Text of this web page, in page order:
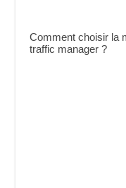
Comment choisir la
traffic manager ?